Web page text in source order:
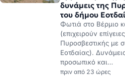
Πυροσβεστικής με
Εοτδαίας).
προσωπικό και…
πριν από 23 ώρες
ΕΙΔΉΣΕΙΣ
Δωρεά ειδών